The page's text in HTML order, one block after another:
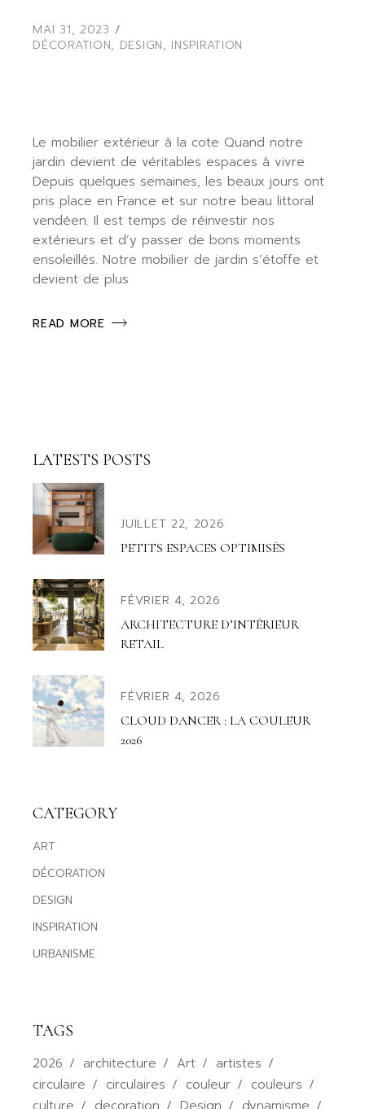
MAI 31, 2023
DÉCORATION, DESIGN, INSPIRATION
Le mobilier extérieur à la cote Quand notre
jardin devient de véritables espaces à vivre
Depuis quelques semaines, les beaux jours ont
pris place en France et sur notre beau littoral
vendéen. Il est temps de réinvestir nos
extérieurs et d’y passer de bons moments
ensoleillés. Notre mobilier de jardin s’étoffe et
devient de plus
READ MORE
LATESTS POSTS
JUILLET 22, 2026
PETITS ESPACES OPTIMISÉS
FÉVRIER 4, 2026
ARCHITECTURE D’INTÉRIEUR
RETAIL
FÉVRIER 4, 2026
CLOUD DANCER : LA COULEUR
2026
CATEGORY
ART
DÉCORATION
DESIGN
INSPIRATION
URBANISME
TAGS
2026 architecture Art
artistes
circulaire
circulaires couleur
couleurs
culture
decoration Design
dynamisme